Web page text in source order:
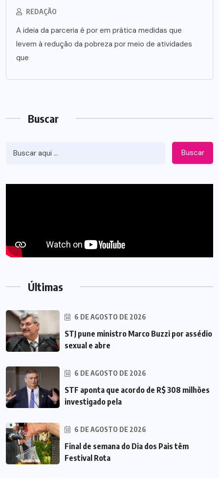
REDAÇÃO
A ideia da parceria é por em prática medidas que
levem à redução da pobreza por meio de atividades
que
Buscar
Buscar
Últimas
6 DE AGOSTO DE 2026
STJ pune ministro Marco Buzzi por assédio
sexual e abre
6 DE AGOSTO DE 2026
STF aponta que acordo de R$ 308 milhões
investigado pela
6 DE AGOSTO DE 2026
Final de semana do Dia dos Pais têm
Festival Rota